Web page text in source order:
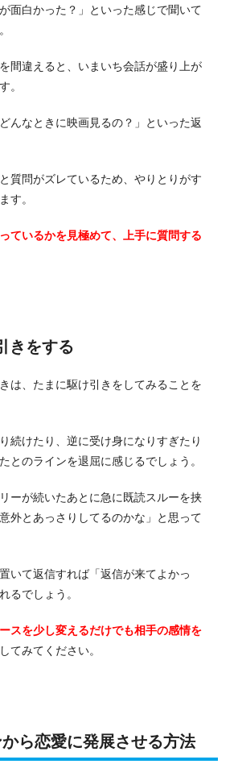
面白かった？」といった感じで聞いて
間違えると、いまいち会話が盛り上が
。
んなときに映画見るの？」といった返
質問がズレているため、やりとりがす
す。
ているかを見極めて、上手に質問する
きをする
は、たまに駆け引きをしてみることを
続けたり、逆に受け身になりすぎたり
とのラインを退屈に感じるでしょう。
ーが続いたあとに急に既読スルーを挟
外とあっさりしてるのかな」と思って
いて返信すれば「返信が来てよかっ
るでしょう。
スを少し変えるだけでも相手の感情を
てみてください。
ら恋愛に発展させる方法